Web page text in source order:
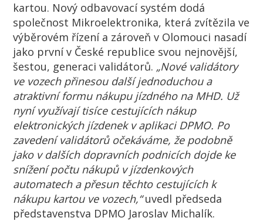
kartou. Nový odbavovací systém dodá
společnost Mikroelektronika, která zvítězila ve
výběrovém řízení a zároveň v Olomouci nasadí
jako první v České republice svou nejnovější,
šestou, generaci validátorů. „Nové validátory
ve vozech přinesou další jednoduchou a
atraktivní formu nákupu jízdného na MHD. Už
nyní využívají tisíce cestujících nákup
elektronických jízdenek v aplikaci DPMO. Po
zavedení validátorů očekáváme, že podobně
jako v dalších dopravních podnicích dojde ke
snížení počtu nákupů v jízdenkových
automatech a přesun těchto cestujících k
nákupu kartou ve vozech,“uvedl předseda
představenstva DPMO Jaroslav Michalík.